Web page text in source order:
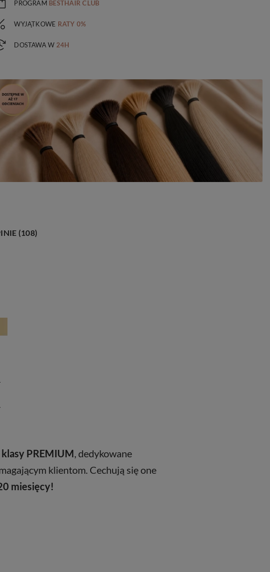
PROGRAM BESTHAIR CLUB
WYJĄTKOWE RATY 0%
DOSTAWA W 24H
(108)
PREMIUM, dedykowane
klientom. Cechują się one
miesięcy!